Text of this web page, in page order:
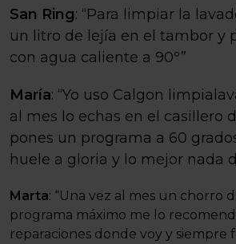
San Ring: “Para limpiar la
un litro de lejía en el tambor y
con agua caliente a 90º”
María: “Yo uso Calgon
al mes lo echas en el casillero
pones un programa a 60
huele a gloria y lo mejor nada
Marta: “Una vez al mes un chorro
programa máximo me lo
reparaciones donde voy y siempre